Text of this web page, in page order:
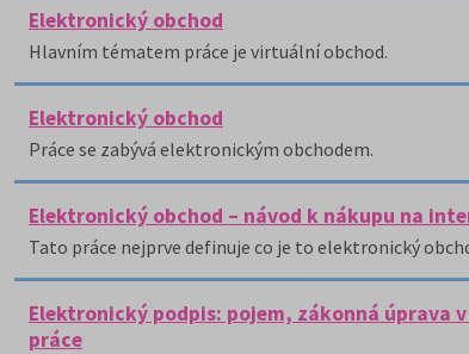
Elektronický obchod
Hlavním tématem práce je virtuální obchod.
Elektronický obchod
Práce se zabývá elektronickým obchodem.
Elektronický obchod – návod k nákupu na
Tato práce nejprve definuje co je to elektronický
Elektronický podpis: pojem, zákonná úprava
práce